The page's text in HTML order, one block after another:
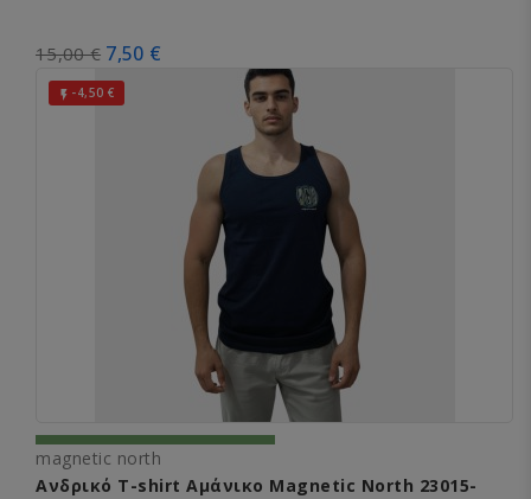
15,00 € 7,50 €
 -4,50 €
magnetic north
Ανδρικό T-shirt Αμάνικο Magnetic North 23015-